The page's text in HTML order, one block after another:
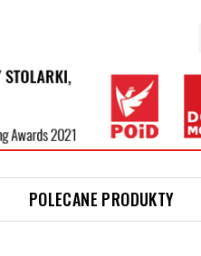
POLECANE PRODUKTY